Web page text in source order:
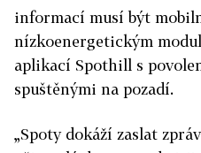
informací musí být
nízkoenergetickým
aplikací Spothill s
spuštěnými na pozadí.
„Spoty dokáží zaslat